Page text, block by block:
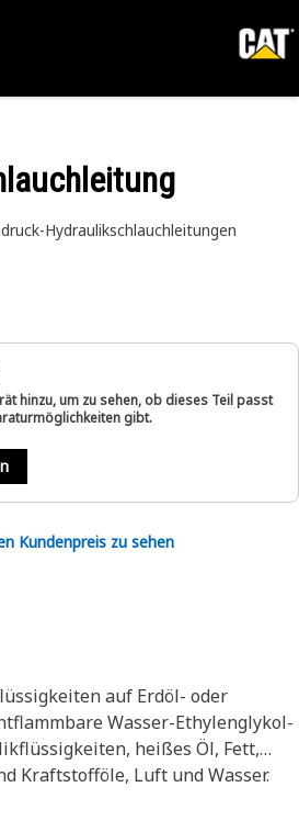
Hydraulikschlauchleitungen
hinzu, um zu sehen, ob dieses Teil passt
gibt.
Kundenpreis zu sehen
auf Erdöl- oder
Wasser-Ethylenglykol-
heißes Öl, Fett,
Kraftstofföle, Luft und Wasser.